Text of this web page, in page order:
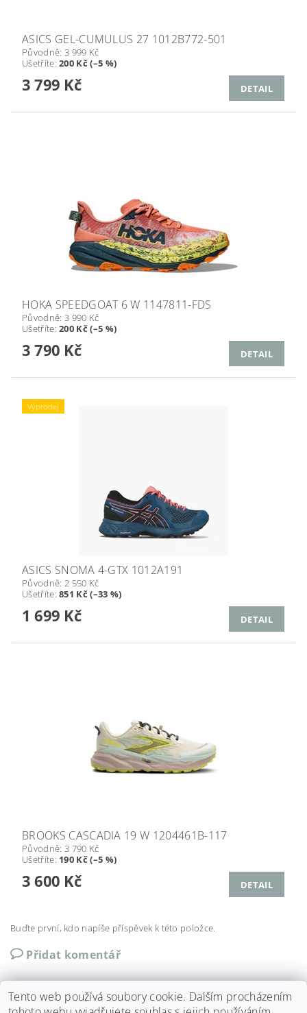
ASICS GEL-CUMULUS 27 1012B772-501
Původně: 3 999 Kč
Ušetříte:200 Kč (–5 %)
3 799 Kč DETAIL
HOKA SPEEDGOAT 6 W 1147811-FDS
Původně: 3 990 Kč
Ušetříte:200 Kč (–5 %)
3 790 Kč DETAIL
Výprodej
ASICS SNOMA 4-GTX 1012A191
Původně: 2 550 Kč
Ušetříte:851 Kč (–33 %)
1 699 Kč DETAIL
BROOKS CASCADIA 19 W 1204461B-117
Původně: 3 790 Kč
Ušetříte: 190 Kč (–5 %)
3 600 Kč DETAIL
Buďte první, kdo napíše příspěvek k této položce.
Přidat komentář
Tento web používá soubory cookie. Dalším procházením